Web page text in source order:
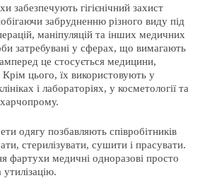
забезпечують гігієнічний захист
забрудненню різного виду під
маніпуляцій та інших медичних
затребувані у сферах, що вимагають
це стосується медицини,
Крім цього, їх використовують у
і лабораторіях, у косметології та
одягу позбавляють співробітників
стерилізувати, сушити і прасувати.
фартухи медичні одноразові просто